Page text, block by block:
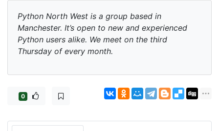
Python North West is a group based in
Manchester. It’s open to new and experienced
Python users alike. We meet on the third
Thursday of every month.
0